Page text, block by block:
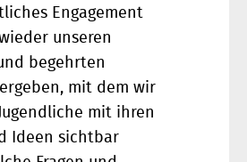
Engagement
unseren
begehrten
mit dem wir
mit ihren
Ideen sichtbar